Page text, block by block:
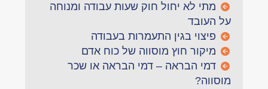
מתי לא יחול חוק שעות עבודה ומנוחה
על העובד
פיצוי בגין התעמרות בעבודה
מיקור חוץ מוסווה של כוח אדם
דמי הבראה – דמי הבראה או שכר
מוסווה?